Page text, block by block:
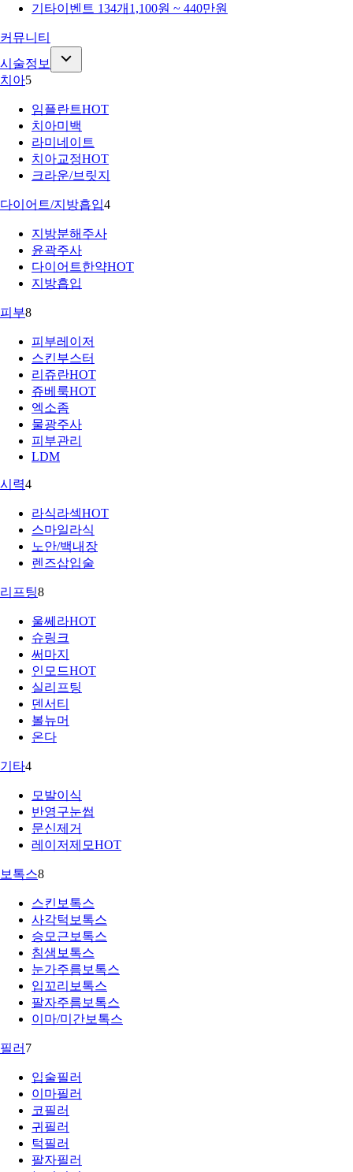
기타이벤트 134개 1,100원 ~ 440만원
커뮤니티
시술정보
치아5
임플란트HOT
치아미백
라미네이트
치아교정HOT
크라운/브릿지
다이어트/지방흡입4
지방분해주사
윤곽주사
다이어트한약HOT
지방흡입
피부8
피부레이저
스킨부스터
리쥬란HOT
쥬베룩HOT
엑소좀
물광주사
피부관리
LDM
시력4
라식라섹HOT
스마일라식
노안/백내장
렌즈삽입술
리프팅8
울쎄라HOT
슈링크
써마지
인모드HOT
실리프팅
덴서티
볼뉴머
온다
기타4
모발이식
반영구눈썹
문신제거
레이저제모HOT
보톡스8
스킨보톡스
사각턱보톡스
승모근보톡스
침샘보톡스
눈가주름보톡스
입꼬리보톡스
팔자주름보톡스
이마/미간보톡스
필러 7
입술필러
이마필러
코필러
귀필러
턱필러
팔자필러